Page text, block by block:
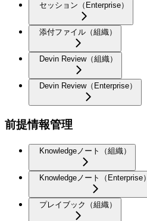
セッション（Enterprise）
添付ファイル（組織）
Devin Review（組織）
Devin Review（Enterprise）
前提情報管理
Knowledgeノート（組織）
Knowledgeノート（Enterprise）
プレイブック（組織）